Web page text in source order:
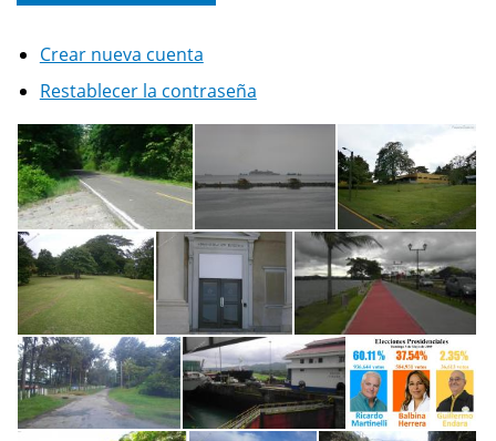
Crear nueva cuenta
Restablecer la contraseña